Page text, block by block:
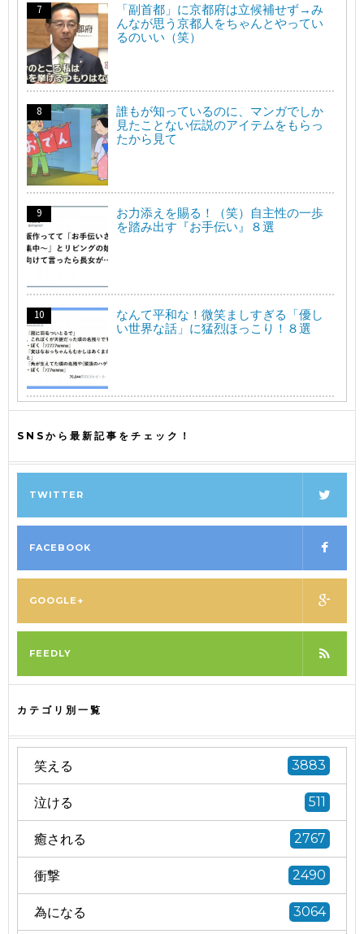
「副首都」に京都府は立候補せず→み
んなが思う京都人をちゃんとやってい
るのいい（笑）
誰もが知っているのに、マンガでしか
見たことない伝説のアイテムをもらっ
たから見て
お力添えを賜る！（笑）自主性の一歩
を踏み出す『お手伝い』８選
なんて平和な！微笑ましすぎる「優し
い世界な話」に猛烈ほっこり！８選
SNSから最新記事をチェック！
TWITTER
FACEBOOK
GOOGLE+
FEEDLY
カテゴリ別一覧
笑える 3883
泣ける 511
癒される 2767
衝撃 2490
為になる 3064